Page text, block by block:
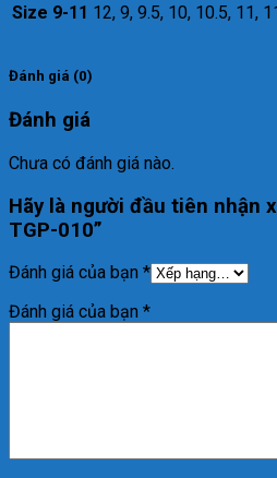
Size 9-11 12, 9, 9.5, 10, 10.5, 11,
Đánh giá (0)
Đánh giá
Chưa có đánh giá nào.
Hãy là người đầu tiên nhận
TGP-010”
Đánh giá của bạn *
Đánh giá của bạn *